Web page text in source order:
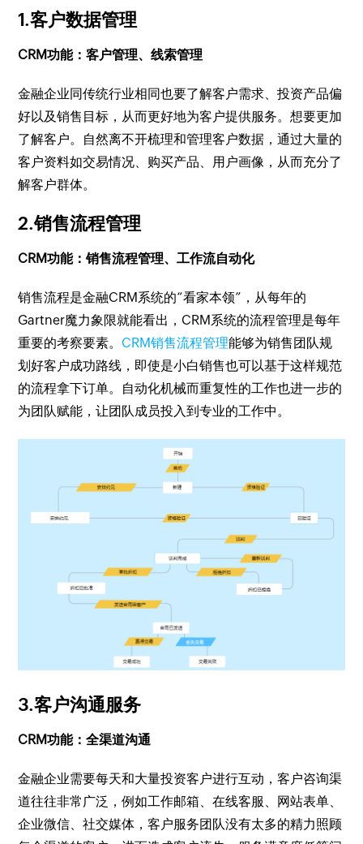
1.客户数据管理
CRM功能：客户管理、线索管理
金融企业同传统行业相同也要了解客户需求、投资产品偏
好以及销售目标，从而更好地为客户提供服务。想要更加
了解客户。自然离不开梳理和管理客户数据，通过大量的
客户资料如交易情况、购买产品、用户画像，从而充分了
解客户群体。
2.销售流程管理
CRM功能：销售流程管理、工作流自动化
销售流程是金融CRM系统的“看家本领”，从每年的
Gartner魔力象限就能看出，CRM系统的流程管理是每年
重要的考察要素。 CRM销售流程管理能够为销售团队规
划好客户成功路线，即使是小白销售也可以基于这样规范
的流程拿下订单。自动化机械而重复性的工作也进一步的
为团队赋能，让团队成员投入到专业的工作中。
3.客户沟通服务
CRM功能：全渠道沟通
金融企业需要每天和大量投资客户进行互动，客户咨询渠
道往往非常广泛，例如工作邮箱、在线客服、网站表单、
企业微信、社交媒体，客户服务团队没有太多的精力照顾